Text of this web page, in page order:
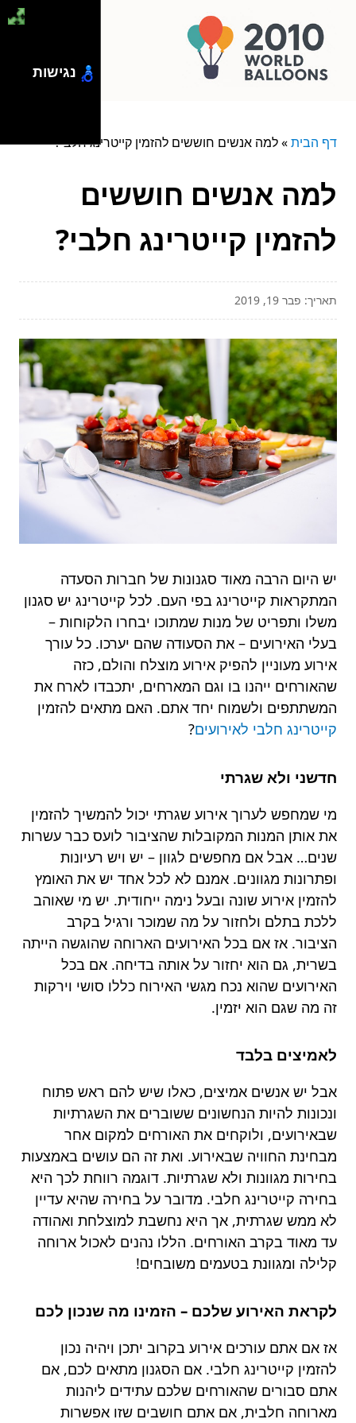
דף הבית»למה אנשים חוששים להזמין קייטרינג חלבי?
למה אנשים חוששים
להזמין קייטרינג חלבי?
תאריך: פבר 19, 2019
יש היום הרבה מאוד סגנונות של חברות הסעדה
המתקראות קייטרינג בפי העם. לכל קייטרינג יש סגנון
משלו ותפריט של מנות שמתוכו יבחרו הלקוחות –
בעלי האירועים – את הסעודה שהם יערכו. כל עורך
אירוע מעוניין להפיק אירוע מוצלח והולם, כזה
שהאורחים ייהנו בו וגם המארחים, יתכבדו לארח את
המשתתפים ולשמוח יחד אתם. האם מתאים להזמין
קייטרינג חלבי לאירועים?
חדשני ולא שגרתי
מי שמחפש לערוך אירוע שגרתי יכול להמשיך להזמין
את אותן המנות המקובלות שהציבור לועס כבר עשרות
שנים… אבל אם מחפשים לגוון – יש ויש רעיונות
ופתרונות מגוונים. אמנם לא לכל אחד יש את האומץ
להזמין אירוע שונה ובעל נימה ייחודית. יש מי שאוהב
ללכת בתלם ולחזור על מה שמוכר ורגיל בקרב
הציבור. אז אם בכל האירועים הארוחה שהוגשה הייתה
בשרית, גם הוא יחזור על אותה בדיחה. אם בכל
האירועים שהוא נכח מגשי האירוח כללו סושי וירקות
זה מה שגם הוא יזמין.
לאמיצים בלבד
אבל יש אנשים אמיצים, כאלו שיש להם ראש פתוח
ונכונות להיות הנחשונים ששוברים את השגרתיות
שבאירועים, ולוקחים את האורחים למקום אחר
מבחינת החוויה שבאירוע. ואת זה הם עושים באמצעות
בחירות מגוונות ולא שגרתיות. דוגמה רווחת לכך היא
בחירה קייטרינג חלבי. מדובר על בחירה שהיא עדיין
לא ממש שגרתית, אך היא נחשבת למוצלחת ואהודה
עד מאוד בקרב האורחים. הללו נהנים לאכול ארוחה
קלילה ומגוונת בטעמים משובחים!
לקראת האירוע שלכם – הזמינו מה שנכון לכם
אז אם אתם עורכים אירוע בקרוב יתכן ויהיה נכון
להזמין קייטרינג חלבי. אם הסגנון מתאים לכם, אם
אתם סבורים שהאורחים שלכם עתידים ליהנות
מארוחה חלבית, אם אתם חושבים שזו אפשרות
נגישות